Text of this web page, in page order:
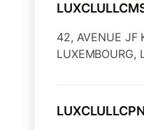
42, AVENUE JF
LUXEMBOURG,
LUXCLULLCPN